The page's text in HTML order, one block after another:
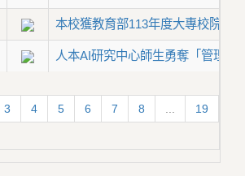
本校獲教育部113年度大專校院學
人本AI研究中心師生勇奪「管理學
3 4 5 6 7 8 19